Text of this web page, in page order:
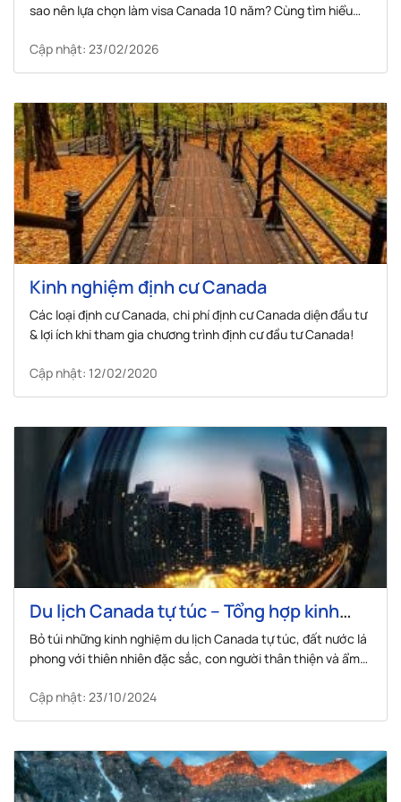
sao nên lựa chọn làm visa Canada 10 năm? Cùng tìm hiểu
Cập nhật: 23/02/2026
Kinh nghiệm định cư Canada
Các loại định cư Canada, chi phí định cư Canada diện đầu tư
& lợi ích khi tham gia chương trình định cư đầu tư Canada!
Cập nhật: 12/02/2020
Du lịch Canada tự túc – Tổng hợp kinh
nghiệm chi tiết và cập nhật mới nhất
Bỏ túi những kinh nghiệm du lịch Canada tự túc, đất nước lá
phong với thiên nhiên đặc sắc, con người thân thiện và ẩm
Cập nhật: 23/10/2024